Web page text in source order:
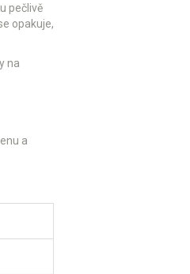
pečlivě
opakuje,
na
a